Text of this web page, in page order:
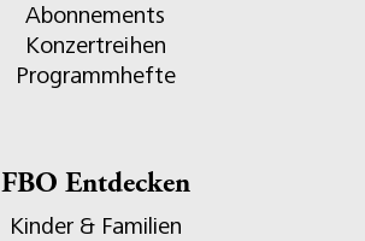
Abonnements
Konzertreihen
Programmhefte
FBO Entdecken
Kinder & Familien